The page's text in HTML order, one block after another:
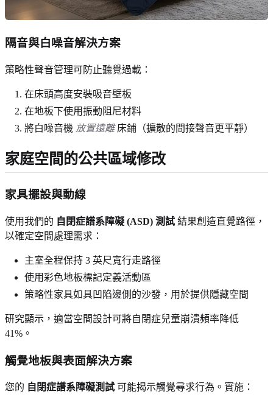
隔音與白噪音解決方案
策略性聲音管理可防止聽覺過載：
在床頭高度安裝吸音壁板
在地板下使用振動阻尼材料
將白噪音機 放置遠離床鋪（擴散的間接聲音更平靜）
家庭空間的公共區域修改
家具擺設與動線
使用我們的 自閉症譜系障礙 (ASD) 測試 結果創造直覺路徑，
以確定空間處理需求：
主室全程保持 3 英尺寬行走路徑
使用彩色地板標記定義活動區
策略性家具如具凹陷邊側的沙發，用於提供隱藏空間
研究顯示，適當空間設計可將自閉症兒童崩潰頻率降低
41%。
觸覺地板與表面解決方案
您的 自閉症譜系障礙測試 可能揭示觸覺尋求行為。實施：